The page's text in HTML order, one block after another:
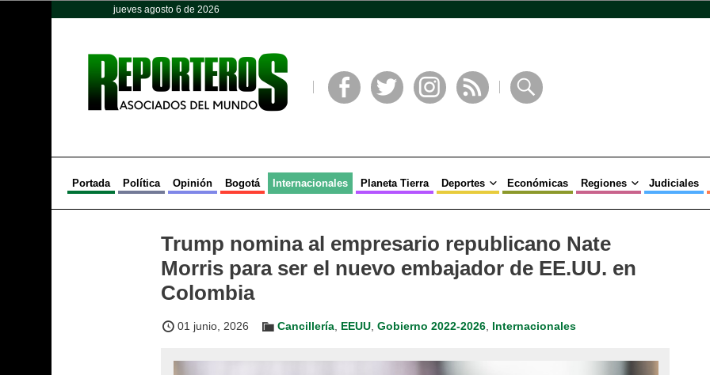
jueves agosto 6 de 2026
Portada Política Opinión Bogotá Internacionales Planeta Tierra Deportes Económicas Regiones Judiciales
Trump nomina al empresario republicano Nate
Morris para ser el nuevo embajador de EE.UU. en
Colombia
01 junio, 2026 Cancillería EEUU Gobierno 2022-2026 Internacionales
Opinión Política